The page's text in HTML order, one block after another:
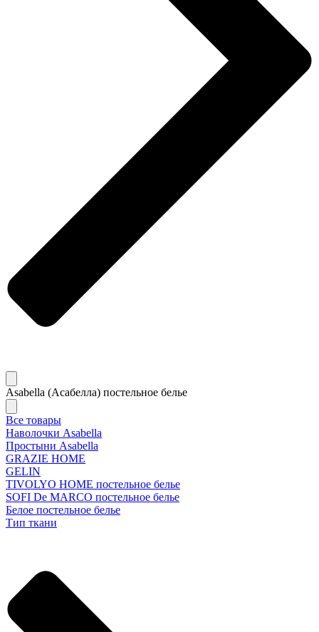
Asabella (Асабелла) постельное белье
Все товары
Наволочки Asabella
Простыни Asabella
GRAZIE HOME
GELIN
TIVOLYO HOME постельное белье
SOFI De MARCO постельное белье
Белое постельное белье
Тип ткани